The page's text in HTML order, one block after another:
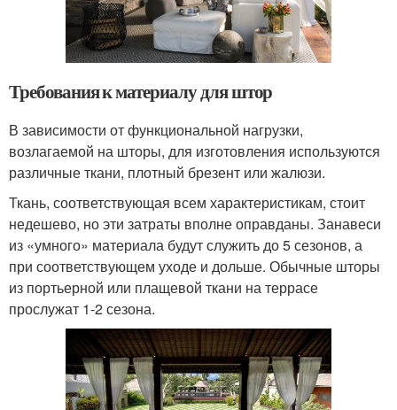
Требования к материалу для штор
В зависимости от функциональной нагрузки,
возлагаемой на шторы, для изготовления используются
различные ткани, плотный брезент или жалюзи.
Ткань, соответствующая всем характеристикам, стоит
недешево, но эти затраты вполне оправданы. Занавеси
из «умного» материала будут служить до 5 сезонов, а
при соответствующем уходе и дольше. Обычные шторы
из портьерной или плащевой ткани на террасе
прослужат 1-2 сезона.